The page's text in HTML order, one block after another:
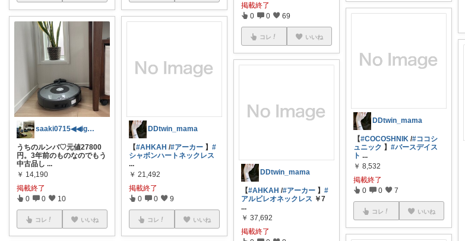
saaki0715◀︎◀︎ig ☺︎
うちのルンバ♡元値27800
円。3年前のものなのでもう
中古品し ...
￥ 14,190
掲載終了
0 0 10
コレ いいね
DDtwin_mama
【#AHKAH /#アーカー 】#
シャボンハートネックレス
...
￥ 21,492
掲載終了
0 0 9
コレ いいね
掲載終了
0 0 69
コレ いいね
DDtwin_mama
【#AHKAH /#アーカー 】#
アルビレオネックレス ￥7
...
￥ 37,692
掲載終了
DDtwin_mama
【#COCOSHNIK /#ココシ
ュニック 】#バースデイス
ト ...
￥ 8,532
掲載終了
0 0 7
コレ いいね